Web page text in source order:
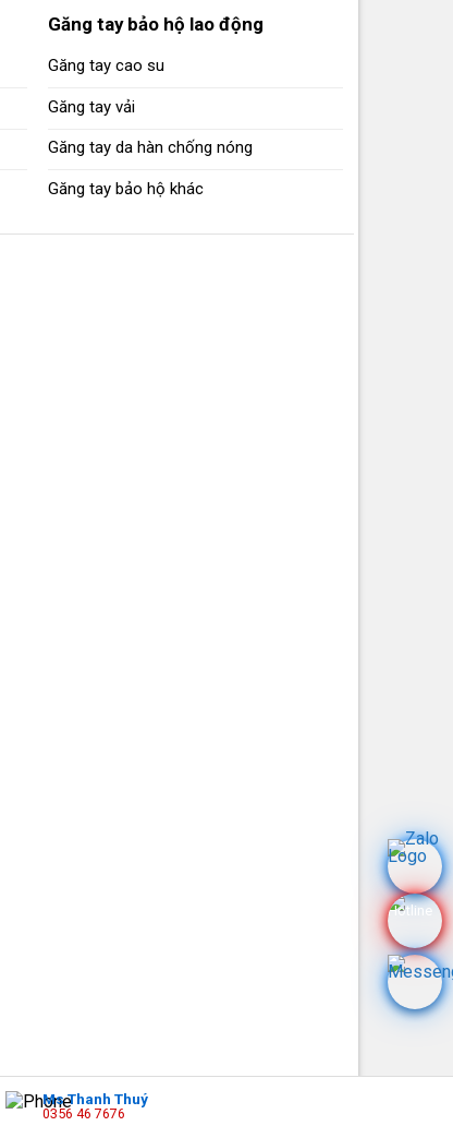
Găng tay bảo hộ lao động
Găng tay cao su
Găng tay vải
Găng tay da hàn chống nóng
Găng tay bảo hộ khác
Ms Thanh Thuý
0356 46 7676